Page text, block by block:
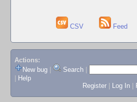
CSV Feed
Actions:
New bug
Search
Help
Register
Log In